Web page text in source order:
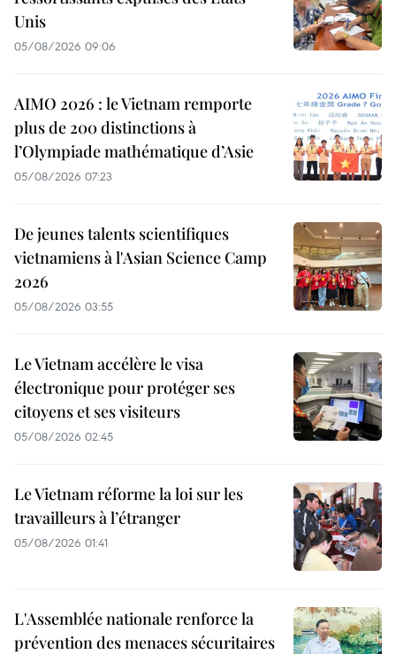
Unis
05/08/2026 09:06
AIMO 2026 : le Vietnam remporte
plus de 200 distinctions à
l’Olympiade mathématique d’Asie
05/08/2026 07:23
De jeunes talents scientifiques
vietnamiens à l'Asian Science Camp
2026
05/08/2026 03:55
Le Vietnam accélère le visa
électronique pour protéger ses
citoyens et ses visiteurs
05/08/2026 02:45
Le Vietnam réforme la loi sur les
travailleurs à l’étranger
05/08/2026 01:41
L'Assemblée nationale renforce la
prévention des menaces sécuritaires